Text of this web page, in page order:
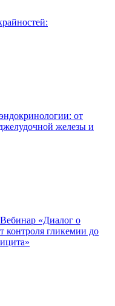
от
железы и
«Диалог о
контроля гликемии до